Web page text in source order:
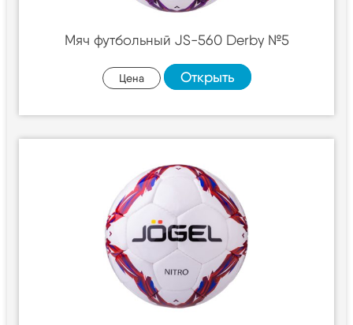
Мяч футбольный JS-560 Derby №5
Цена Открыть